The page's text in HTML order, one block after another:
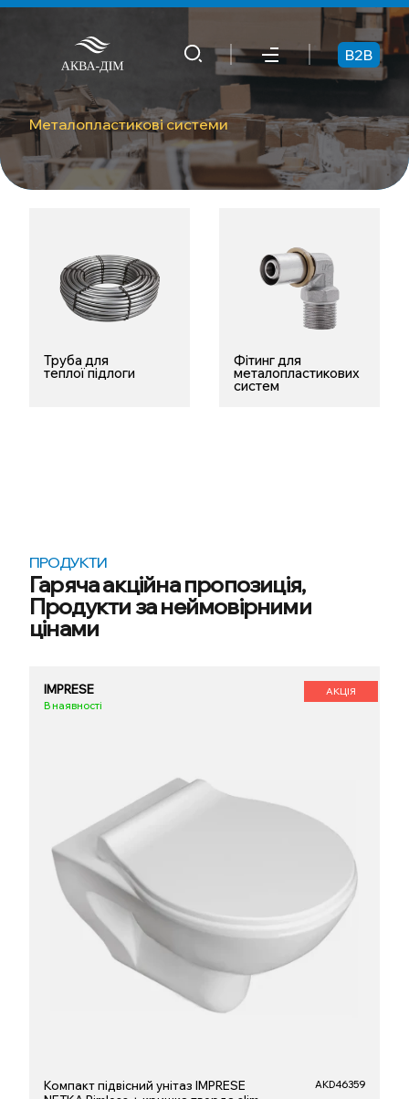
B2B
Металопластикові системи
Труба для
теплої підлоги
Фітинг для
металопластикових
систем
ПРОДУКТИ
Гаряча акційна пропозиція,
Продукти за неймовірними
цінами
IMPRESE
В наявності
АКЦІЯ
Компакт підвісний унітаз IMPRESE
AKD46359